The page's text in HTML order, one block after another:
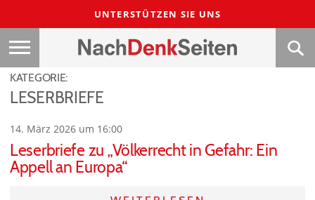
UNTERSTÜTZEN SIE UNS
KATEGORIE:
LESERBRIEFE
14. März 2026 um 16:00
Leserbriefe zu „Völkerrecht in Gefahr: Ein
Appell an Europa“